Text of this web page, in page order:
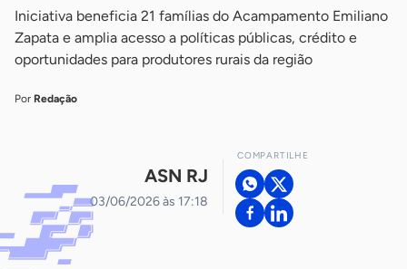
Iniciativa beneficia 21 famílias do Acampamento Emiliano
Zapata e amplia acesso a políticas públicas, crédito e
oportunidades para produtores rurais da região
Por Redação
ASN RJ
03/06/2026 às 17:18
COMPARTILHE